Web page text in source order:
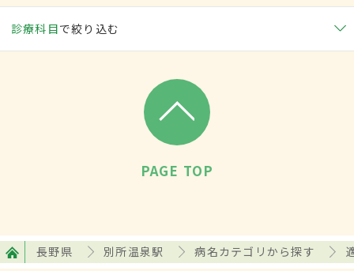
診療科目で絞り込む
PAGE TOP
長野県 別所温泉駅 病名カテゴリから探す